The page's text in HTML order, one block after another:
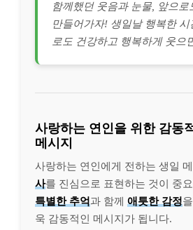
함께했던 웃음과 눈물, 앞으로
만들어가자! 생일날 행복한 시
로도 건강하고 행복하게 웃으
사랑하는 연인을 위한 감동
메시지
사랑하는 연인에게 전하는 생일
사를 진심으로 표현하는 것이 중
특별한 추억과 함께 애틋한 감정
욱 감동적인 메시지가 됩니다.